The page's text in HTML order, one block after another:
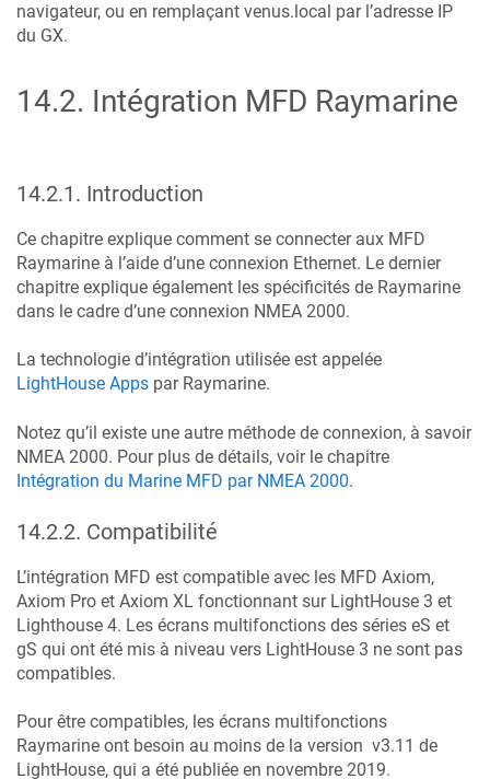
navigateur, ou en remplaçant venus.local par l’adresse IP
du GX.
14.2. Intégration MFD Raymarine
14.2.1 . Introduction
Ce chapitre explique comment se connecter aux MFD
Raymarine à l’aide d’une connexion Ethernet. Le dernier
chapitre explique également les spécificités de Raymarine
dans le cadre d’une connexion NMEA 2000.
La technologie d’intégration utilisée est appelée
LightHouse Apps par Raymarine.
Notez qu’il existe une autre méthode de connexion, à savoir
NMEA 2000. Pour plus de détails, voir le chapitre
Intégration du Marine MFD par NMEA 2000.
14.2.2. Compatibilité
L’intégration MFD est compatible avec les MFD Axiom,
Axiom Pro et Axiom XL fonctionnant sur LightHouse 3 et
Lighthouse 4. Les écrans multifonctions des séries eS et
gS qui ont été mis à niveau vers LightHouse 3 ne sont pas
compatibles.
Pour être compatibles, les écrans multifonctions
Raymarine ont besoin au moins de la version v3.11 de
LightHouse, qui a été publiée en novembre 2019.